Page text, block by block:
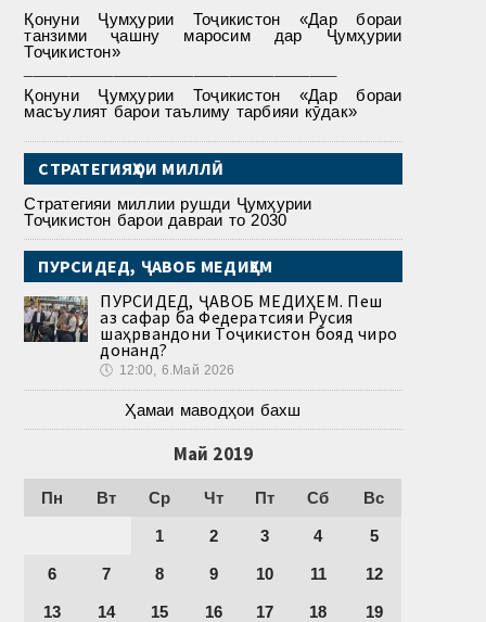
Қонуни Ҷумҳурии Тоҷикистон «Дар бораи
танзими ҷашну маросим дар Ҷумҳурии
Тоҷикистон»
Қонуни Ҷумҳурии Тоҷикистон «Дар бораи
масъулият барои таълиму тарбияи кӯдак»
СТРАТЕГИЯҲОИ МИЛЛӢ
Стратегияи миллии рушди Ҷумҳурии
Тоҷикистон барои давраи то 2030
ПУРСИДЕД, ҶАВОБ МЕДИҲЕМ
ПУРСИДЕД, ҶАВОБ МЕДИҲЕМ. Пеш
аз сафар ба Федератсияи Русия
шаҳрвандони Тоҷикистон бояд чиро
донанд?
🕔 12:00, 6.Май 2026
Ҳамаи маводҳои бахш
Май 2019
Пн Вт Ср Чт Пт Сб Вс
1 2 3 4 5
6 7 8 9 10 11 12
13 14 15 16 17 18 19